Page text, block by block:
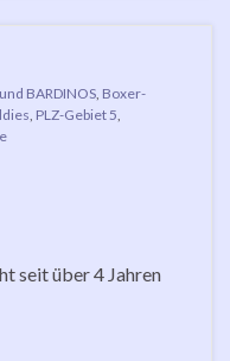
BARDINOS Boxer-
PLZ-Gebiet 5
seit über 4 Jahren